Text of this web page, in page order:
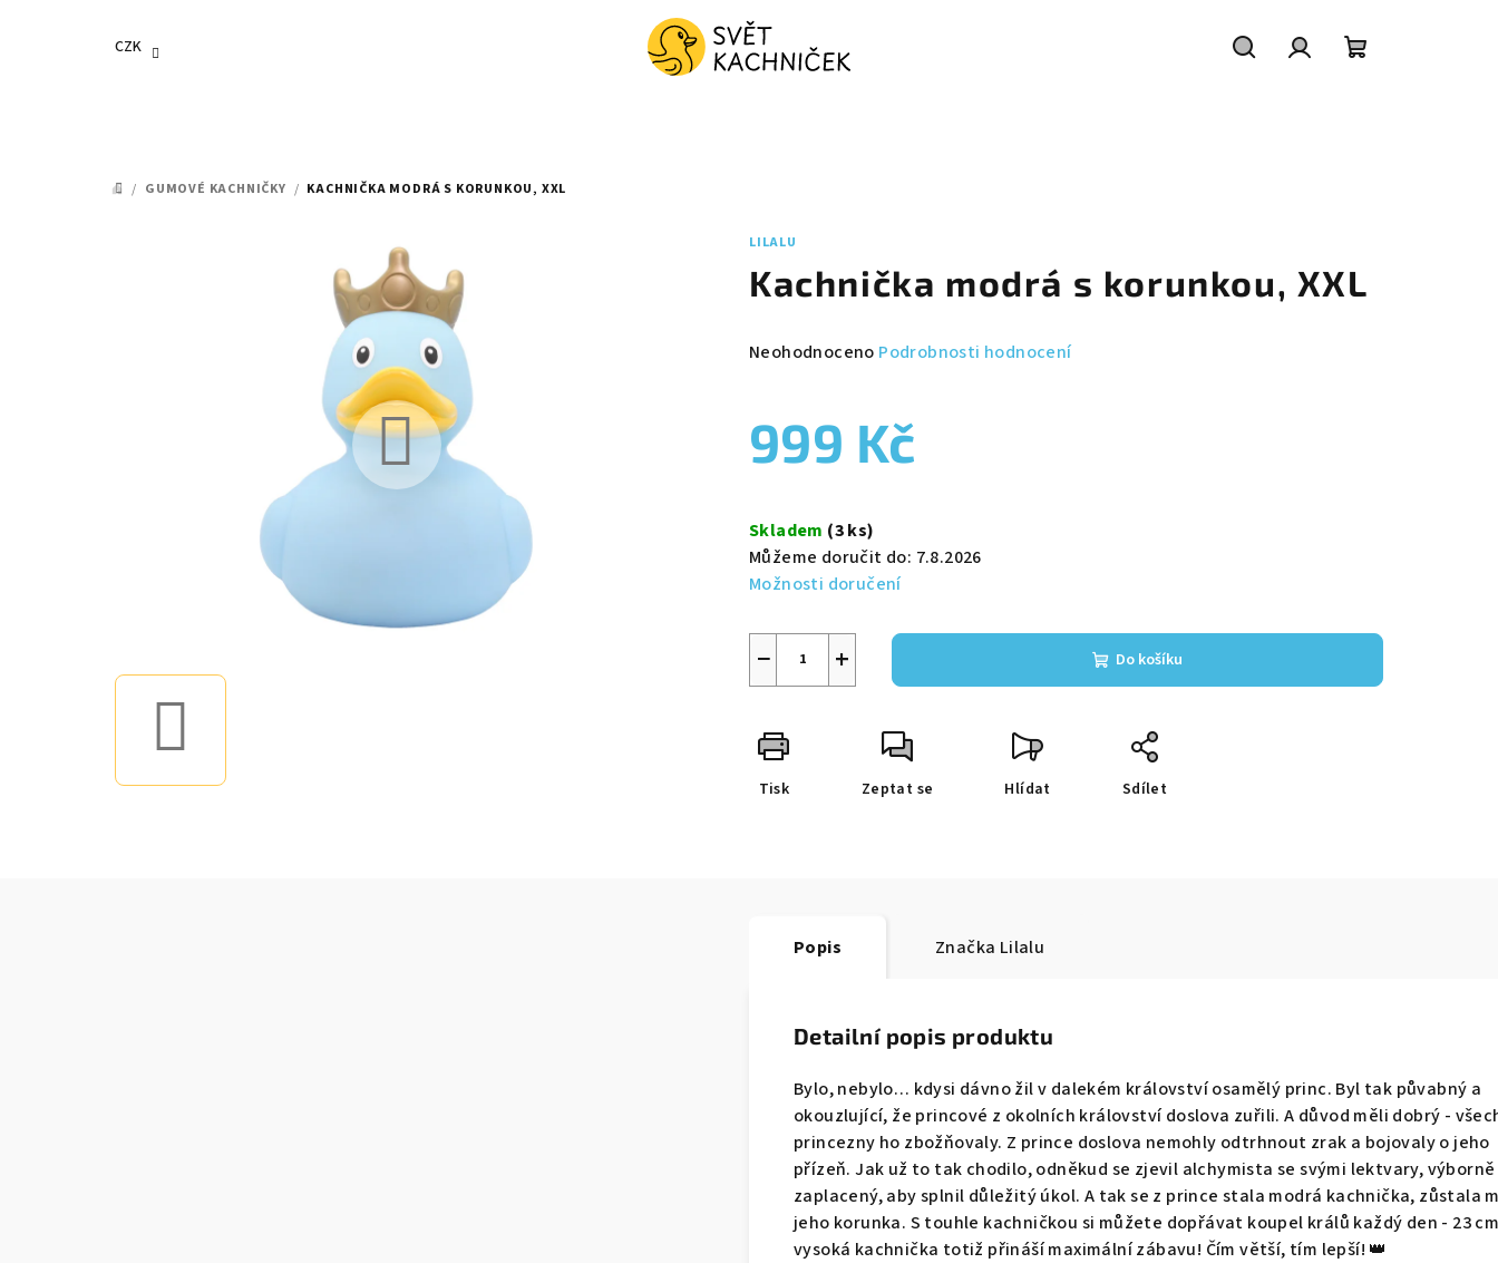
CZK
DOMŮ
/ GUMOVÉ KACHNIČKY / KACHNIČKA MODRÁ S KORUNKOU, XXL
LILALU
Kachnička modrá s korunkou, XXL
Průměrné
je
0,0
hvězdiček.
Neohodnoceno Podrobnosti hodnocení
999 Kč
cena:
Skladem (3 ks)
Můžeme doručit do: 7.8.2026
Možnosti doručení
+
− Do košíku
Tisk Zeptat se Hlídat Sdílet
Popis Značka Lilalu
Detailní popis produktu
Bylo, nebylo… kdysi dávno žil v dalekém království osamělý princ. Byl tak půvabný a
okouzlující, že princové z okolních království doslova zuřili. A důvod měli dobrý -
princezny ho zbožňovaly. Z prince doslova nemohly odtrhnout zrak a bojovaly o jeho
přízeň. Jak už to tak chodilo, odněkud se zjevil alchymista se svými lektvary, výborně
zaplacený, aby splnil důležitý úkol. A tak se z prince stala modrá kachnička, zůstala
jeho korunka. S touhle kachničkou si můžete dopřávat koupel králů každý den - 23
vysoká kachnička totiž přináší maximální zábavu! Čím větší, tím lepší! 👑